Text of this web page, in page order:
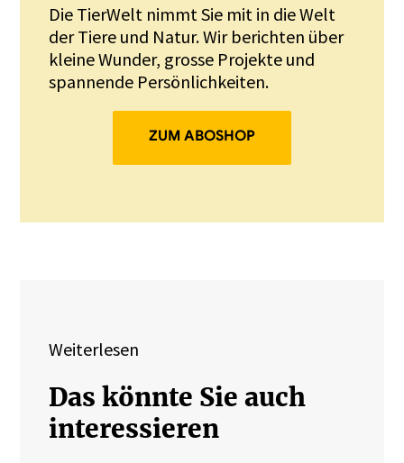
Die TierWelt nimmt Sie mit in die Welt
der Tiere und Natur. Wir berichten über
kleine Wunder, grosse Projekte und
spannende Persönlichkeiten.
ZUM ABOSHOP
Weiterlesen
Das könnte Sie auch
interessieren